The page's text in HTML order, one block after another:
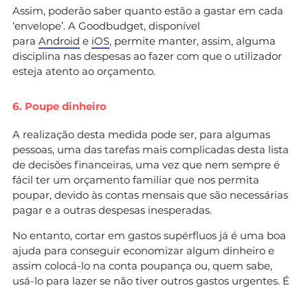
Assim, poderão saber quanto estão a gastar em cada
‘envelope’. A Goodbudget, disponível
para Android e iOS, permite manter, assim, alguma
disciplina nas despesas ao fazer com que o utilizador
esteja atento ao orçamento.
6. Poupe dinheiro
A realização desta medida pode ser, para algumas
pessoas, uma das tarefas mais complicadas desta lista
de decisões financeiras, uma vez que nem sempre é
fácil ter um orçamento familiar que nos permita
poupar, devido às contas mensais que são necessárias
pagar e a outras despesas inesperadas.
No entanto, cortar em gastos supérfluos já é uma boa
ajuda para conseguir economizar algum dinheiro e
assim colocá-lo na conta poupança ou, quem sabe,
usá-lo para lazer se não tiver outros gastos urgentes. É